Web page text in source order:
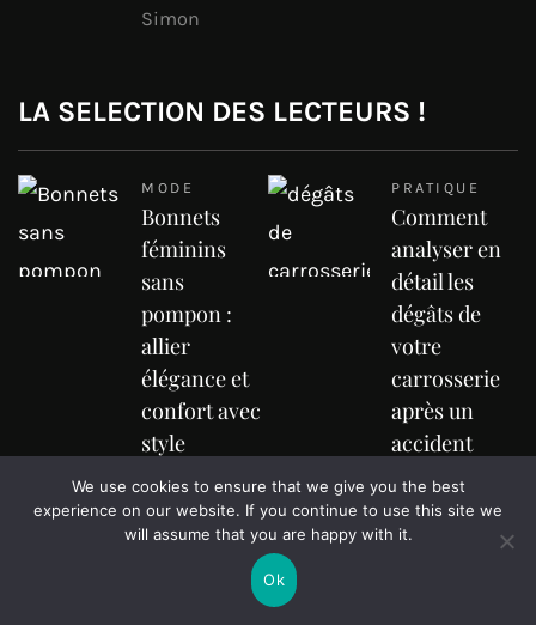
Simon
LA SELECTION DES LECTEURS !
MODE
Bonnets
féminins
sans
pompon :
allier
élégance et
confort avec
style
Marise
PRATIQUE
Comment
analyser en
détail les
dégâts de
votre
carrosserie
après un
accident
Marise
INTERNET
Exploration
complète des
IMMOBILIER
We use cookies to ensure that we give you the best
experience on our website. If you continue to use this site we
will assume that you are happy with it.
Ok